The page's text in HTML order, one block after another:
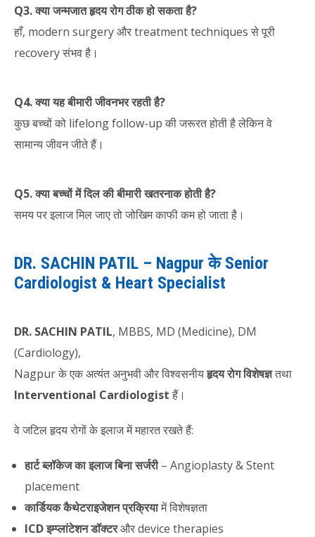
Q3. क्या जन्मजात हृदय रोग ठीक हो सकता है?
हाँ, modern surgery और treatment techniques से पूरी
recovery संभव है।
Q4. क्या यह बीमारी जीवनभर रहती है?
कुछ बच्चों को lifelong follow-up की जरूरत होती है लेकिन वे
सामान्य जीवन जीते हैं।
Q5. क्या बच्चों में दिल की बीमारी खतरनाक होती है?
समय पर इलाज मिल जाए तो जोखिम काफी कम हो जाता है।
DR. SACHIN PATIL – Nagpur के Senior
Cardiologist & Heart Specialist
DR. SACHIN PATIL, MBBS, MD (Medicine), DM
(Cardiology),
Nagpur के एक अत्यंत अनुभवी और विश्वसनीयहृदय रोग विशेषज्ञतथा
Interventional Cardiologist हैं।
वे जटिल हृदय रोगों के इलाज में महारत रखते हैं:
हार्ट ब्लॉकेज का इलाज बिना सर्जरी– Angioplasty & Stent
placement
कार्डियक कैथेटराइजेशन प्रक्रियामें विशेषज्ञता
ICD इम्प्लांटेशन डॉक्टरऔर device therapies